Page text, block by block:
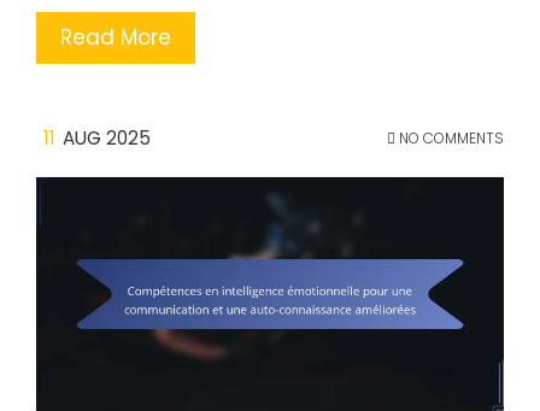
Read More
11 AUG 2025 NO COMMENTS